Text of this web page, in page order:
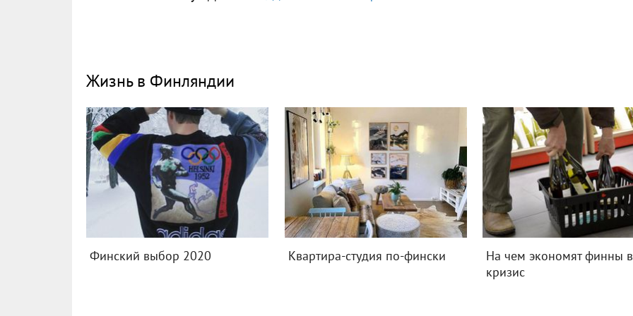
Жизнь в Финляндии
Финский выбор 2020 Квартира-студия по-фински
На чем экономят финны в
кризис